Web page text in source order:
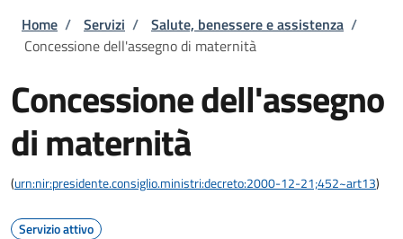
Briciole di pane
Home / Servizi / Salute, benessere e assistenza /
Concessione dell'assegno di maternità
Concessione dell'assegno
di maternità
(urn:nir:presidente.consiglio.ministri:decreto:2000-12-21;452~art13)
Servizio attivo